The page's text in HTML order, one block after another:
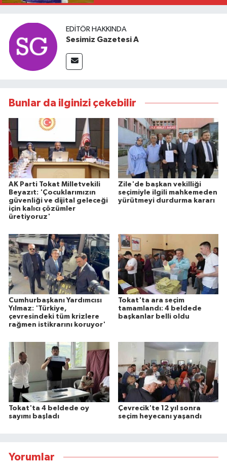
EDITÖR HAKKINDA
Sesimiz Gazetesi A
Bunlar da ilginizi çekebilir
AK Parti Tokat Milletvekili
Beyazıt: 'Çocuklarımızın
güvenliği ve dijital geleceği
için kalıcı çözümler
üretiyoruz'
Zile'de başkan vekilliği
seçimiyle ilgili mahkemeden
yürütmeyi durdurma kararı
Cumhurbaşkanı Yardımcısı
Yılmaz: 'Türkiye,
çevresindeki tüm krizlere
rağmen istikrarını koruyor'
Tokat'ta ara seçim
tamamlandı: 4 beldede
başkanlar belli oldu
Tokat'ta 4 beldede oy
sayımı başladı
Çevrecik'te 12 yıl sonra
seçim heyecanı yaşandı
Yorumlar